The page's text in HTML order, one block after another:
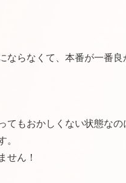
ならなくて、本番が一番
てもおかしくない状態な
。
せん！